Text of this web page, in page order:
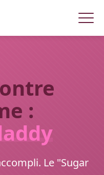
:
Le "Sugar